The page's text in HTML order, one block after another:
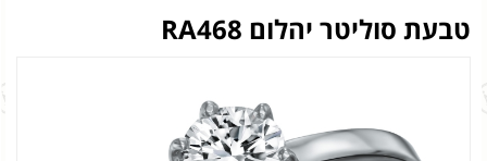
טבעת סוליטר יהלום RA468